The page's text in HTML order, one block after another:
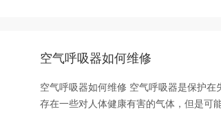
空气呼吸器如何维修
空气呼吸器如何维修 空气呼吸器是保护在失火或者抢险的环境中工作人员的人身安全，因为这些环境常常会
存在一些对人体健康有害的气体，但是可